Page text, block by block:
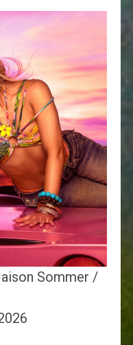
Sommer /